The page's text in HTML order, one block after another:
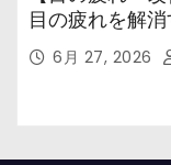
目の疲れを解
市の女性・美
6月 27, 2026